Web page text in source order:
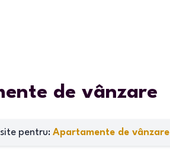
de vânzare
pentru: Apartamente de vânzare